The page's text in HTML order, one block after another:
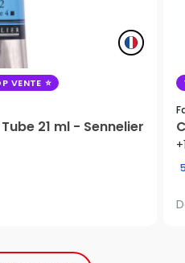
VENTE
21 ml - Sennelier